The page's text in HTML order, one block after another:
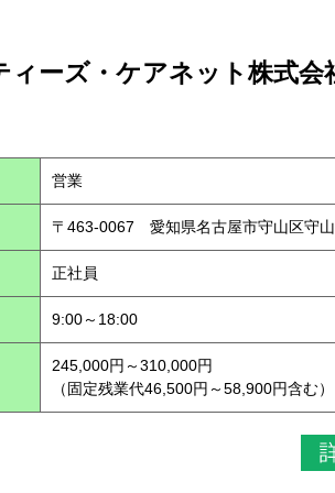
ィーズ・ケアネット株式会
営業
〒463-0067 愛知県名古屋市守山区守
正社員
9:00～18:00
245,000円～310,000円
（固定残業代46,500円～58,900円含む）